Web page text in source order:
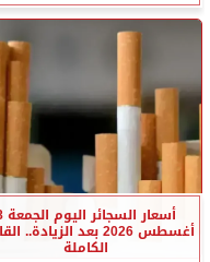
أسعار
أغسطس 2026 بعد الزيادة..
الكاملة